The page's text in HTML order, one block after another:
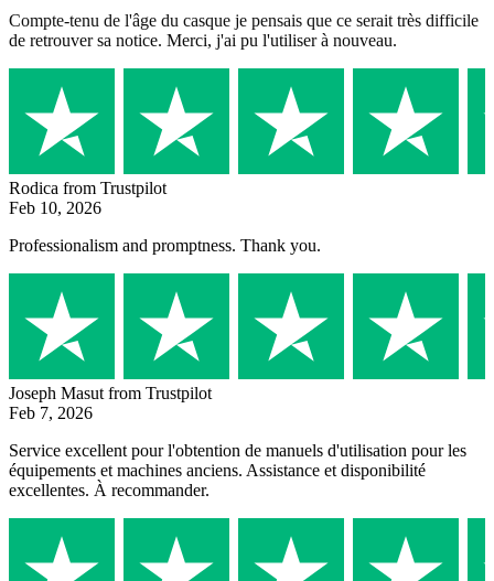
Compte-tenu de l'âge du casque je pensais que ce serait très difficile
de retrouver sa notice. Merci, j'ai pu l'utiliser à nouveau.
Rodica from Trustpilot
Feb 10, 2026
Professionalism and promptness. Thank you.
Joseph Masut from Trustpilot
Feb 7, 2026
Service excellent pour l'obtention de manuels d'utilisation pour les
équipements et machines anciens. Assistance et disponibilité
excellentes. À recommander.